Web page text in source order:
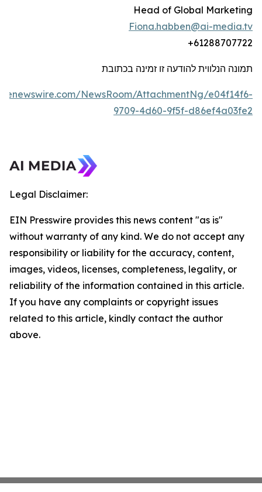
Head of Global Marketing
Fiona.habben@ai-media.tv
+61288707722
תמונה הנלווית להודעה זו זמינה בכתובת
NewsRoom/AttachmentNg/e04f14f6-
9709-4d60-9f5f-d86ef4a03fe2
Legal Disclaimer:
EIN Presswire provides this news content "as is"
without warranty of any kind. We do not accept any
responsibility or liability for the accuracy, content,
images, videos, licenses, completeness, legality, or
reliability of the information contained in this article.
If you have any complaints or copyright issues
related to this article, kindly contact the author
above.